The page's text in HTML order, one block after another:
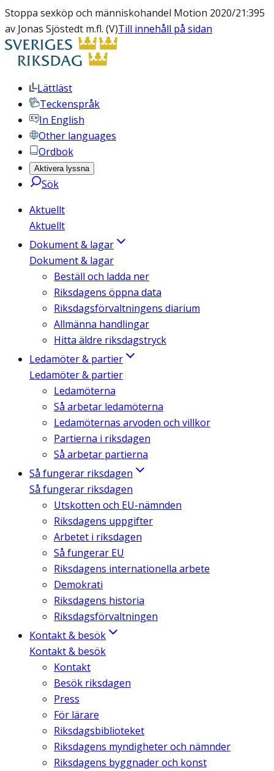
Stoppa sexköp och människohandel Motion 2020/21:395
av Jonas Sjöstedt m.fl. (V)Till innehåll på sidan
Lättläst
Teckenspråk
In English
Other languages
Ordbok
Aktivera lyssna
Sök
Aktuellt
Aktuellt
Dokument & lagar
Dokument & lagar
Beställ och ladda ner
Riksdagens öppna data
Riksdagsförvaltningens diarium
Allmänna handlingar
Hitta äldre riksdagstryck
Ledamöter & partier
Ledamöter & partier
Ledamöterna
Så arbetar ledamöterna
Ledamöternas arvoden och villkor
Partierna i riksdagen
Så arbetar partierna
Så fungerar riksdagen
Så fungerar riksdagen
Utskotten och EU-nämnden
Riksdagens uppgifter
Arbetet i riksdagen
Så fungerar EU
Riksdagens internationella arbete
Demokrati
Riksdagens historia
Riksdagsförvaltningen
Kontakt & besök
Kontakt & besök
Kontakt
Besök riksdagen
Press
För lärare
Riksdagsbiblioteket
Riksdagens myndigheter och nämnder
Riksdagens byggnader och konst